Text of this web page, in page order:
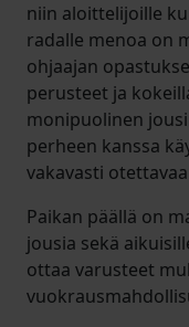
niin aloittelijoille
radalle menoa on
ohjaajan
perusteet ja
monipuolinen
perheen kanssa
vakavasti
Paikan päällä on
jousia sekä
ottaa varusteet